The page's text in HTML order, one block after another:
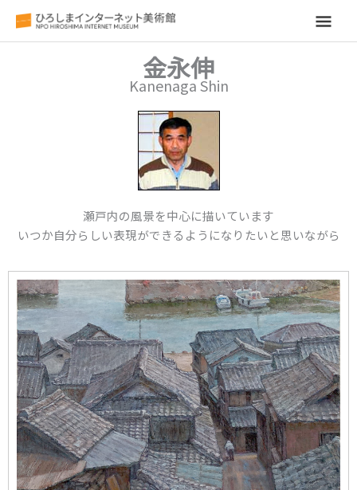
メ
ー
金永伸
Kanenaga Shin
瀬戸内の風景を中心に描いています
いつか自分らしい表現ができるようになりたいと思いながら